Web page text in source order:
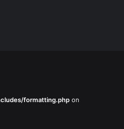
formatting.phpon